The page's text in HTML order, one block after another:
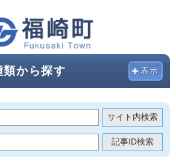
類から探す 表示
サイト内検索
記事ID検索